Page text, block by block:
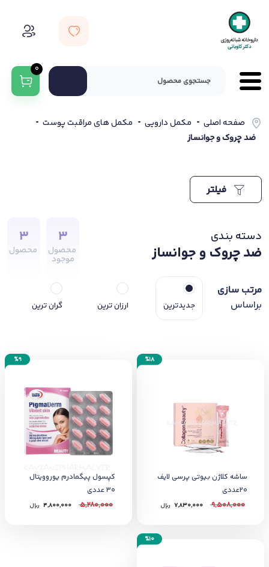
0
صفحه اصلی مکمل دارویی
مکمل های مراقبت پوست
ضد چروک و جوانساز
دسته بندی
ضد چروک و جوانساز
3
محصول
موجود
3
محصول
مرتب سازی
براساس
جدیدترین ارزان ترین گران ترین
%18
ساشه کلاژن بیوتی پرسی لایف
20عددی
9,508,000
7,830,000 ﷼
%9
کپسول پیگمادرم یوروویتال
30 عددی
5,280,000
4,800,000 ﷼
%10